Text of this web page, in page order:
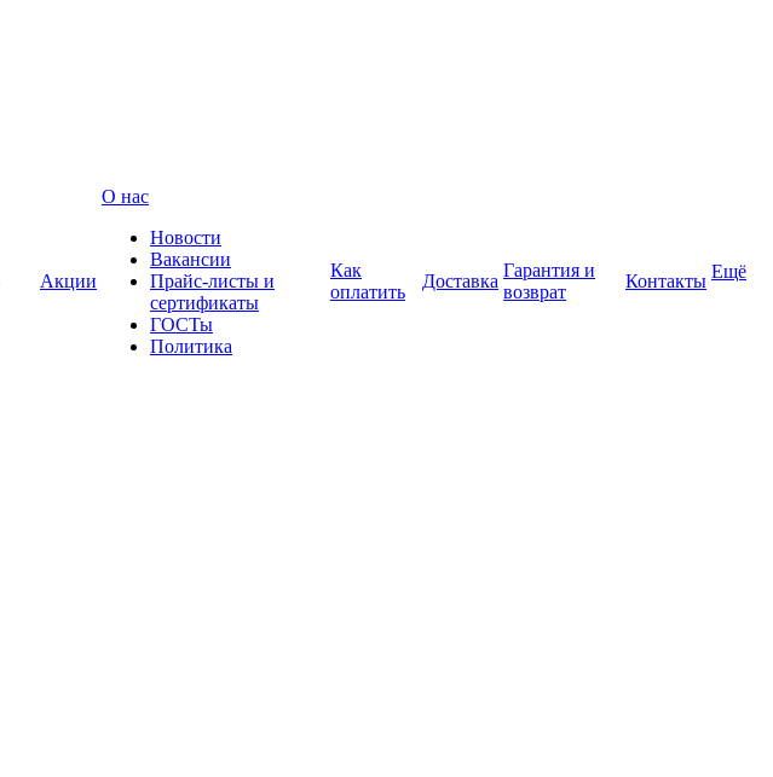
Акции
О нас
Новости
Вакансии
Прайс-листы и
сертификаты
ГОСТы
Политика
Как
оплатить
Доставка
Гарантия и
возврат
Контакты Ещё